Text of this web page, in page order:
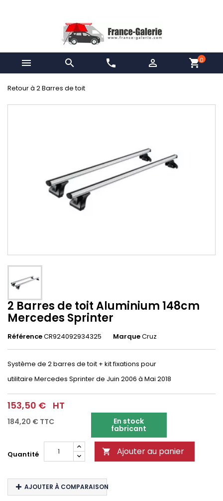
  phone  shopping_cart0
Retour à 2 Barres de toit
2 Barres de toit Aluminium 148cm
Mercedes Sprinter
RéférenceCR924092934325 MarqueCruz
Système de 2 barres de toit + kit fixations pour
utilitaire Mercedes Sprinterde Juin 2006 à Mai 2018
153,50 € HT
184,20 € TTC En stock
fabricant
Quantité  Ajouter au panier
AJOUTER À COMPARAISON